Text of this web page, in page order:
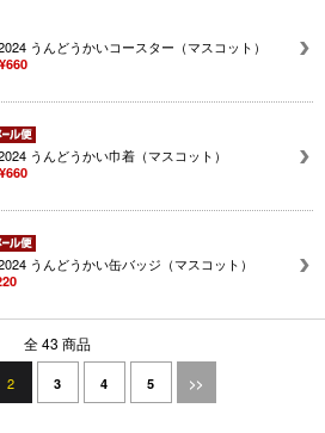
うんどうかいコースター（マスコット）
¥660
うんどうかい巾着（マスコット）
¥660
うんどうかい缶バッジ（マスコット）
全 43 商品
2 3 4 5 >>